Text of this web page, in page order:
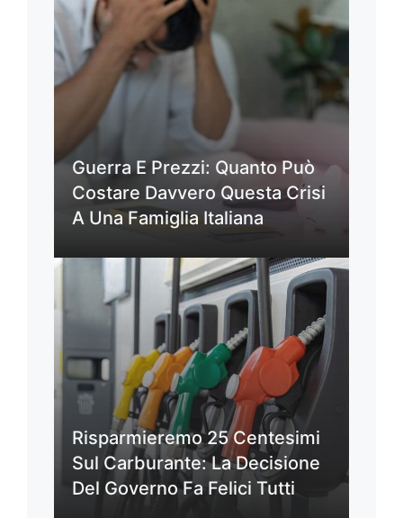
Guerra E Prezzi: Quanto Può
Costare Davvero Questa Crisi
A Una Famiglia Italiana
Risparmieremo 25 Centesimi
Sul Carburante: La Decisione
Del Governo Fa Felici Tutti